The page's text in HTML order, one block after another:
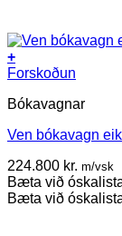
+
Forskoðun
Bókavagnar
Ven bókavagn eik
224.800 kr. m/vsk
Bæta við
Bæta við